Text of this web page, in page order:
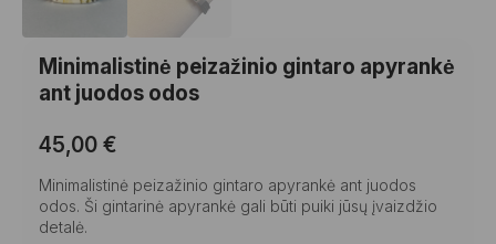
Minimalistinė peizažinio gintaro apyrankė
ant juodos odos
45,00 €
Minimalistinė peizažinio gintaro apyrankė ant juodos
odos. Ši gintarinė apyrankė gali būti puiki jūsų įvaizdžio
detalė.